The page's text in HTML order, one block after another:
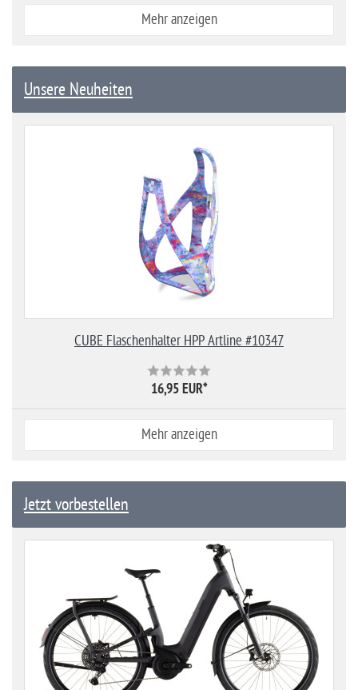
Mehr anzeigen
Unsere Neuheiten
CUBE Flaschenhalter HPP Artline #10347
16,95 EUR*
Mehr anzeigen
Jetzt vorbestellen